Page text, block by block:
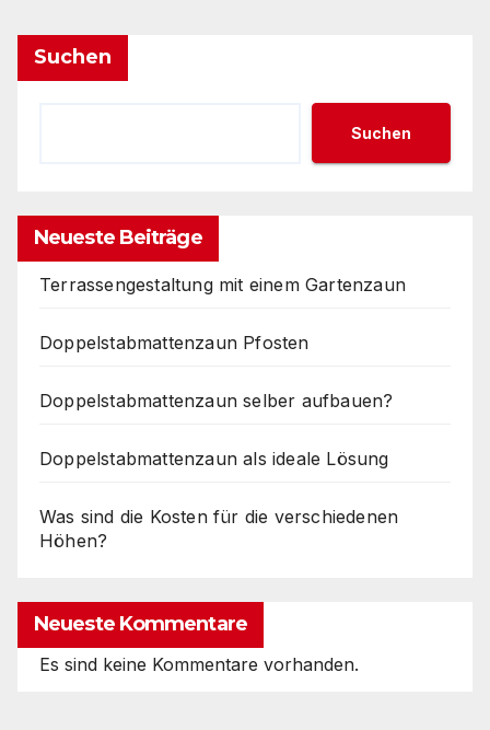
Suchen
Suchen
Neueste Beiträge
Terrassengestaltung mit einem Gartenzaun
Doppelstabmattenzaun Pfosten
Doppelstabmattenzaun selber aufbauen?
Doppelstabmattenzaun als ideale Lösung
Was sind die Kosten für die verschiedenen
Höhen?
Neueste Kommentare
Es sind keine Kommentare vorhanden.